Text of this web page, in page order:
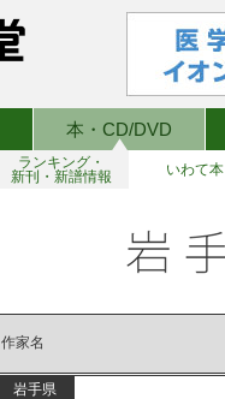
本・CD/DVD
ランキング・
新刊・新譜情報
いわて本
作家名
岩手県